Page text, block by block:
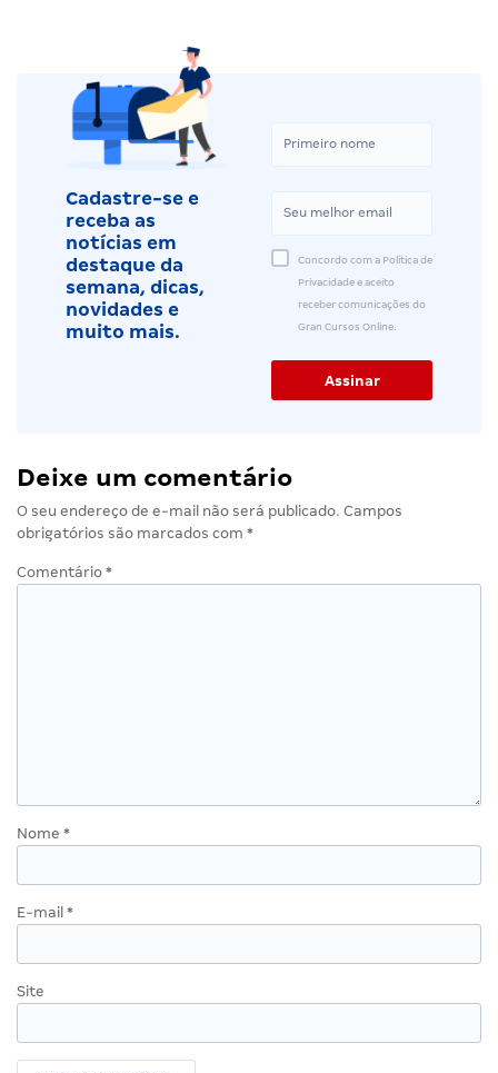
Cadastre-se e
receba as
notícias em
destaque da
semana, dicas,
novidades e
muito mais.
Concordo com a Política de
Privacidade e aceito
receber comunicações do
Gran Cursos Online.
Deixe um comentário
O seu endereço de e-mail não será publicado. Campos
obrigatórios são marcados com *
Comentário *
Nome *
E-mail *
Site